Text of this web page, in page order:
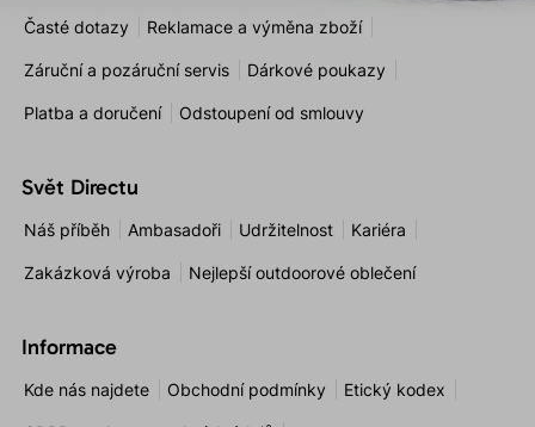
Časté dotazy Reklamace a výměna zboží
Záruční a pozáruční servis Dárkové poukazy
Platba a doručení Odstoupení od smlouvy
Svět Directu
Náš příběh Ambasadoři Udržitelnost Kariéra
Zakázková výroba Nejlepší outdoorové oblečení
Informace
Kde nás najdete Obchodní podmínky Etický kodex